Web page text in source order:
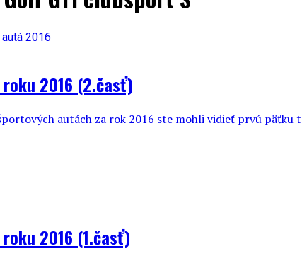
2016 (2.časť)
autách za rok 2016 ste mohli vidieť prvú päťku
2016 (1.časť)